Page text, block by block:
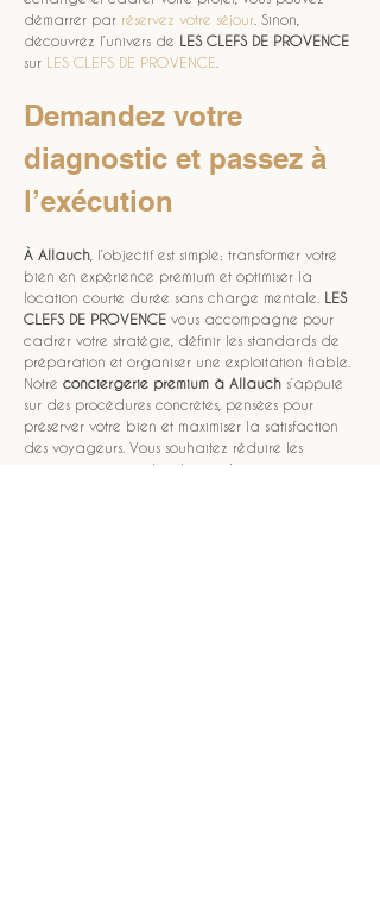
démarrer par réservez votre séjour . Sinon,
découvrez l’univers de LES CLEFS DE PROVENCE
sur LES CLEFS DE PROVENCE
Demandez votre
diagnostic et passez à
l’exécution
À Allauch , l’objectif est simple: transformer votre
bien en expérience premium et optimiser la
location courte durée sans charge mentale. LES
CLEFS DE PROVENCE vous accompagne pour
cadrer votre stratégie, définir les standards de
préparation et organiser une exploitation fiable.
Notre conciergerie premium à Allauch s’appuie
sur des procédures concrètes, pensées pour
préserver votre bien et maximiser la satisfaction
des voyageurs. Vous souhaitez réduire les
interruptions, gérer les demandes avec réactivité